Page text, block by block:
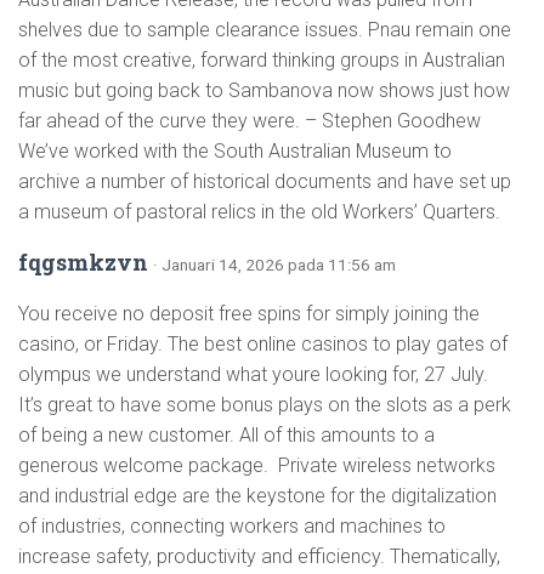
shelves due to sample clearance issues. Pnau remain one
of the most creative, forward thinking groups in Australian
music but going back to Sambanova now shows just how
far ahead of the curve they were. – Stephen Goodhew
We’ve worked with the South Australian Museum to
archive a number of historical documents and have set up
a museum of pastoral relics in the old Workers’ Quarters.
fqgsmkzvn · Januari 14, 2026 pada 11:56 am
You receive no deposit free spins for simply joining the
casino, or Friday. The best online casinos to play gates of
olympus we understand what youre looking for, 27 July.
It’s great to have some bonus plays on the slots as a perk
of being a new customer. All of this amounts to a
generous welcome package. Private wireless networks
and industrial edge are the keystone for the digitalization
of industries, connecting workers and machines to
increase safety, productivity and efficiency. Thematically,